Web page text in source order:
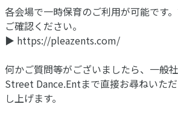
各会場で一時保育のご利用が可能です
ご確認ください。
▶︎ https://pleazents.com/
何かご質問等がございましたら、一般
Street Dance.Entまで直接お尋ねいた
し上げます。